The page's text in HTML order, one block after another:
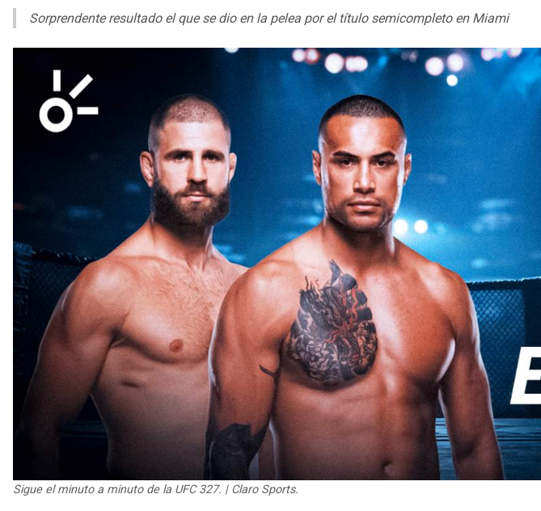
Sorprendente resultado el que se dio en la pelea por el título semicompleto en Miami
Sigue el minuto a minuto de la UFC 327. | Claro Sports.